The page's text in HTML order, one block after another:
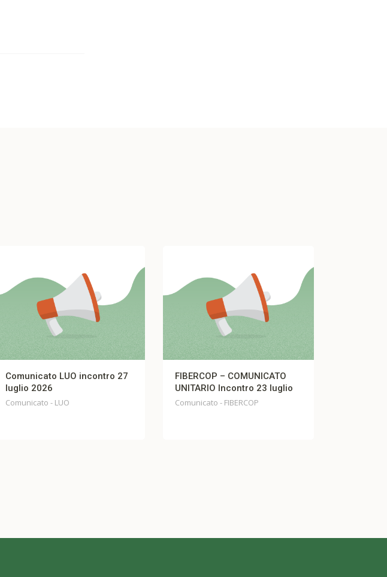
Comunicato LUO incontro 27
luglio 2026
Comunicato - LUO
FIBERCOP – COMUNICATO
UNITARIO Incontro 23 luglio
Comunicato - FIBERCOP